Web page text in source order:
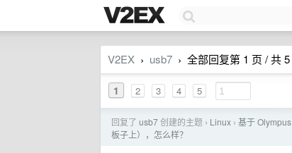
V2EX › usb7 › 全部回复第 1 页 / 共 5
1 2 3 4 5
回复了 usb7创建的主题 › Linux › 基于
板子上），怎么样？